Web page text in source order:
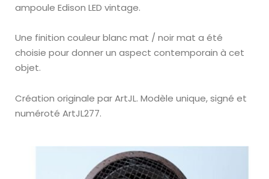
ampoule Edison LED vintage.
Une finition couleurblanc mat / noir mat a été
choisie pour donner un aspect contemporain à cet
objet.
Création originale par ArtJL. Modèle unique, signé et
numéroté ArtJL277.